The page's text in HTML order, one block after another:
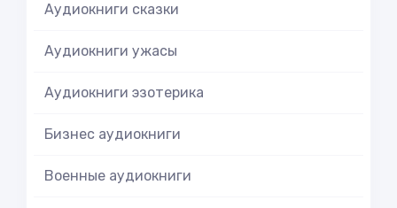
Аудиокниги сказки
Аудиокниги ужасы
Аудиокниги эзотерика
Бизнес аудиокниги
Военные аудиокниги